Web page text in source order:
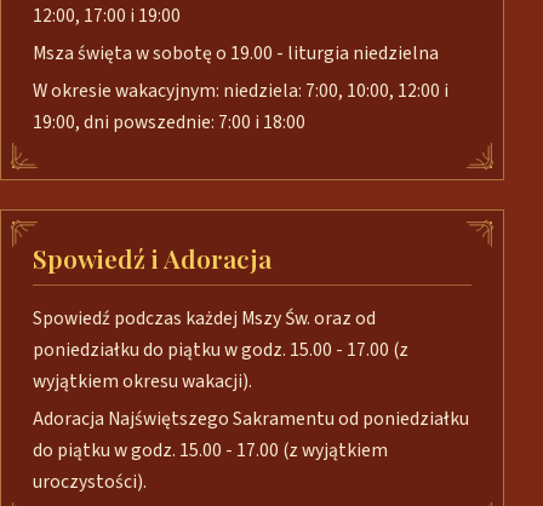
12:00, 17:00 i 19:00
Msza święta w sobotę o 19.00 - liturgia niedzielna
W okresie wakacyjnym: niedziela: 7:00, 10:00, 12:00 i
19:00, dni powszednie: 7:00 i 18:00
Spowiedź i Adoracja
Spowiedź podczas każdej Mszy Św. oraz od
poniedziałku do piątku w godz. 15.00 - 17.00 (z
wyjątkiem okresu wakacji).
Adoracja Najświętszego Sakramentu od poniedziałku
do piątku w godz. 15.00 - 17.00 (z wyjątkiem
uroczystości).